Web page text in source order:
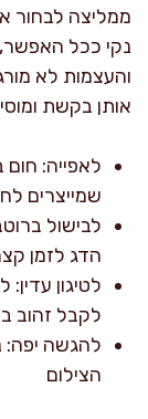
ממליצה לבחור
נקי ככל האפשר,
והעצמות לא
אותן בקשת
לאפייה: חום
שמייצרים
לבישול
הדג לזמן
לטיגון
לקבל זהוב
להגשה יפה:
הצילום